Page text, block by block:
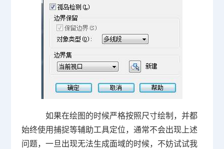
如果在绘图的时候严格按照尺寸绘制，并都
始终使用捕捉等辅助工具定位，通常不会出现上述
问题，一旦出现无法生成面域的时候，不妨试试我